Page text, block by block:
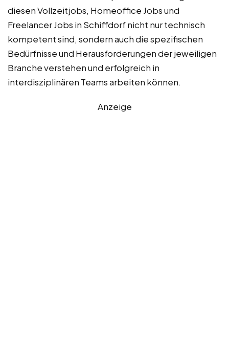
diesen Vollzeitjobs, Homeoffice Jobs und
Freelancer Jobs in Schiffdorf nicht nur technisch
kompetent sind, sondern auch die spezifischen
Bedürfnisse und Herausforderungen der jeweiligen
Branche verstehen und erfolgreich in
interdisziplinären Teams arbeiten können.
Anzeige